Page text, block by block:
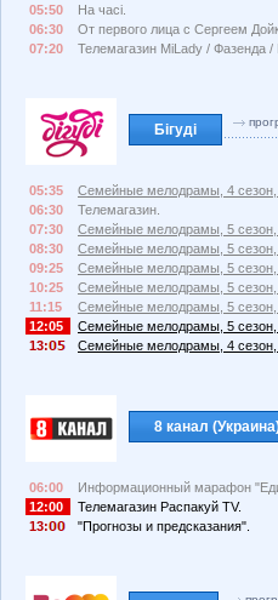
05:50
На часі.
06:30
От первого лица с Сергеем
07:20
Телемагазин MiLady / Фазенда /
Бігуді
05:35
Семейные мелодрамы, 4 сезон,
06:30
Телемагазин.
07:30
Семейные мелодрамы, 5 сезон,
08:30
Семейные мелодрамы, 5 сезон,
09:25
Семейные мелодрамы, 5 сезон,
10:25
Семейные мелодрамы, 5 сезон,
11:15
Семейные мелодрамы, 5 сезон,
12:05
Семейные мелодрамы, 5 сезон,
13:
Семейные мелодрамы, 4 сезон,
8 канал
06:00
Информационный марафон
12:00
Телемагазин Распакуй TV.
13:
"Прогнозы и предсказания".